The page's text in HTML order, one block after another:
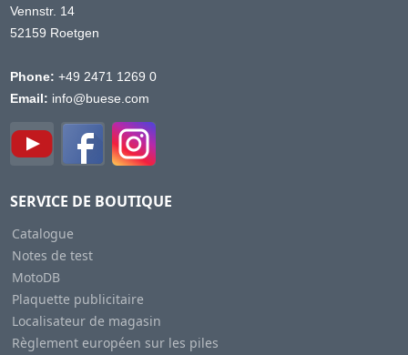
Vennstr. 14
52159 Roetgen
Phone: +49 2471 1269 0
Email: info@buese.com
SERVICE DE BOUTIQUE
Catalogue
Notes de test
MotoDB
Plaquette publicitaire
Localisateur de magasin
Règlement européen sur les piles